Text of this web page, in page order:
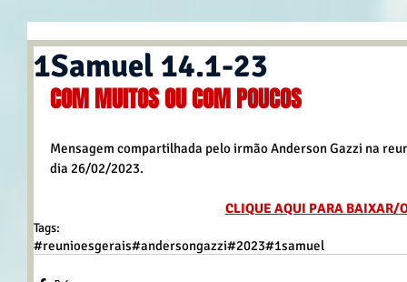
1Samuel 14.1-23
COM MUITOS OU COM POUCOS
Mensagem compartilhada pelo irmão Anderson Gazzi na
dia 26/02/2023.
CLIQUE AQUI PARA BAIXAR/
Tags:
#reunioesgerais#andersongazzi#2023#1samuel